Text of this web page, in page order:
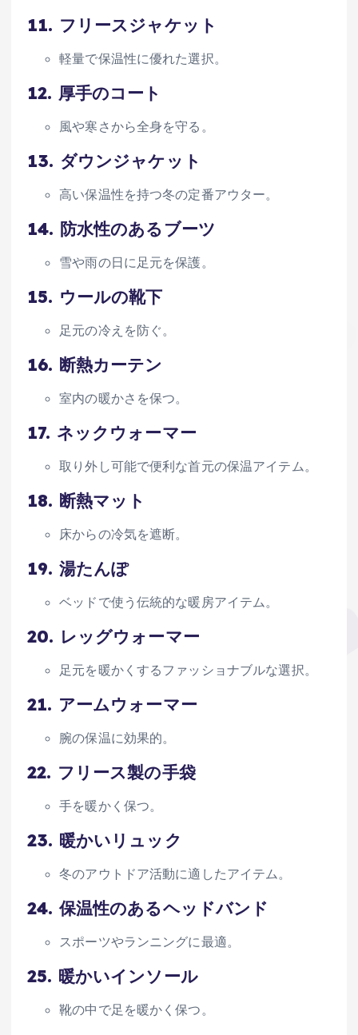
11. フリースジャケット
軽量で保温性に優れた選択。
12. 厚手のコート
風や寒さから全身を守る。
13. ダウンジャケット
高い保温性を持つ冬の定番アウター。
14. 防水性のあるブーツ
雪や雨の日に足元を保護。
15. ウールの靴下
足元の冷えを防ぐ。
16. 断熱カーテン
室内の暖かさを保つ。
17. ネックウォーマー
取り外し可能で便利な首元の保温アイテム。
18. 断熱マット
床からの冷気を遮断。
19. 湯たんぽ
ベッドで使う伝統的な暖房アイテム。
20. レッグウォーマー
足元を暖かくするファッショナブルな選択。
21. アームウォーマー
腕の保温に効果的。
22. フリース製の手袋
手を暖かく保つ。
23. 暖かいリュック
冬のアウトドア活動に適したアイテム。
24.保温性のあるヘッドバンド
スポーツやランニングに最適。
25. 暖かいインソール
靴の中で足を暖かく保つ。